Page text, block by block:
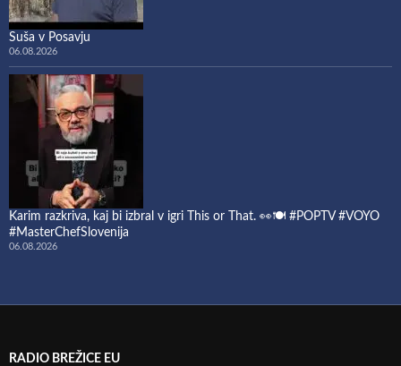
Suša v Posavju
06.08.2026
Karim razkriva, kaj bi izbral v igri This or That. 👀🍽️ #POPTV #VOYO
#MasterChefSlovenija
06.08.2026
RADIO BREŽICE EU